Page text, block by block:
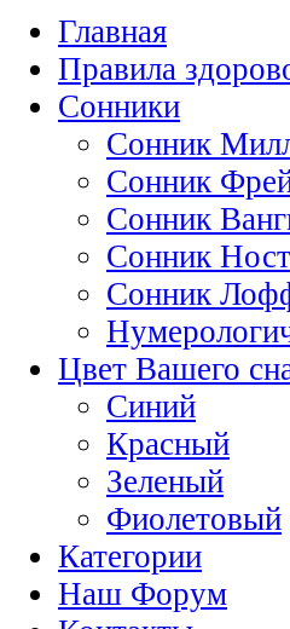
Главная
Правила
Сонники
Сонник
Сонник
Сонник
Сонник
Сонник
Цвет Вашего
Синий
Красный
Зеленый
Фиолетовый
Категории
Наш Форум